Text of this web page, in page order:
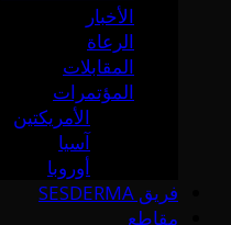
الأخبار
الرعاة
المقابلات
المؤتمرات
الأمريكتين
آسيا
أوروبا
فريق SESDERMA
مقاطع